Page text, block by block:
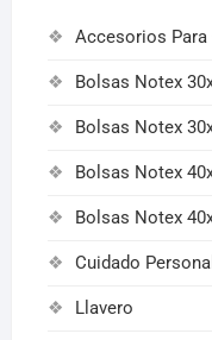
Accesorios Para
Bolsas Notex
Bolsas Notex
Bolsas Notex
Bolsas Notex
Cuidado Personal
Llavero